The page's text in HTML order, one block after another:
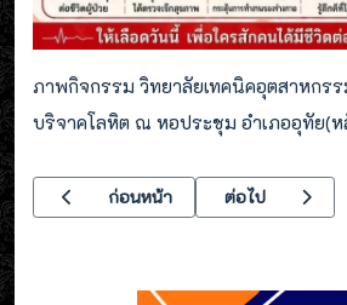
ภาพกิจกรรม วิทยาลัยเทคนิคอุตสาหกร
บริจาคโลหิต ณ หอประชุม อำเภออุทัย(ห
เนื้อหาก่อนหน้า: ระเบียบบริหารสถานศึกษ
ก่อนหน้า เนื้อหาถัดไป: ปร
ต่อไป